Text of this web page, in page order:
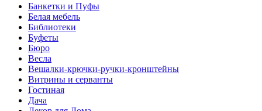
Банкетки и Пуфы
Белая мебель
Библиотеки
Буфеты
Бюро
Весла
Вешалки-крючки-ручки-кронштейны
Витрины и серванты
Гостиная
Дача